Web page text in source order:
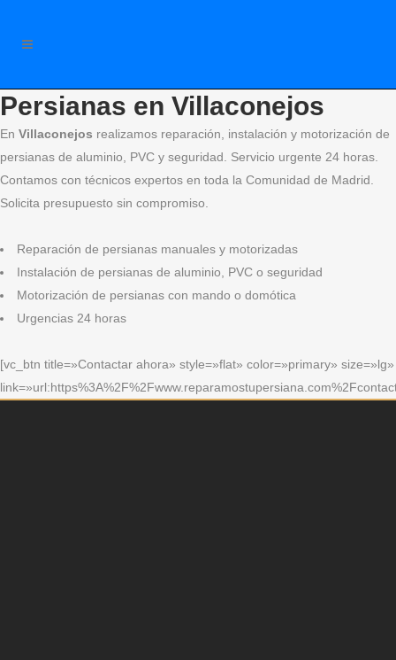
Persianas en Villaconejos
En Villaconejos realizamos reparación, instalación y motorización de
persianas de aluminio, PVC y seguridad. Servicio urgente 24 horas.
Contamos con técnicos expertos en toda la Comunidad de Madrid.
Solicita presupuesto sin compromiso.
Reparación de persianas manuales y motorizadas
Instalación de persianas de aluminio, PVC o seguridad
Motorización de persianas con mando o domótica
Urgencias 24 horas
[vc_btn title=»Contactar ahora» style=»flat» color=»primary» size=»lg»